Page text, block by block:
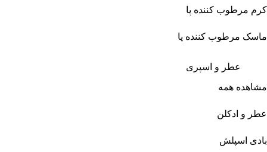
کرم مرطوب کننده پا
ماسک مرطوب کننده پا
عطر و اسپری
مشاهده همه
عطر و ادکلن
بادی اسپلش